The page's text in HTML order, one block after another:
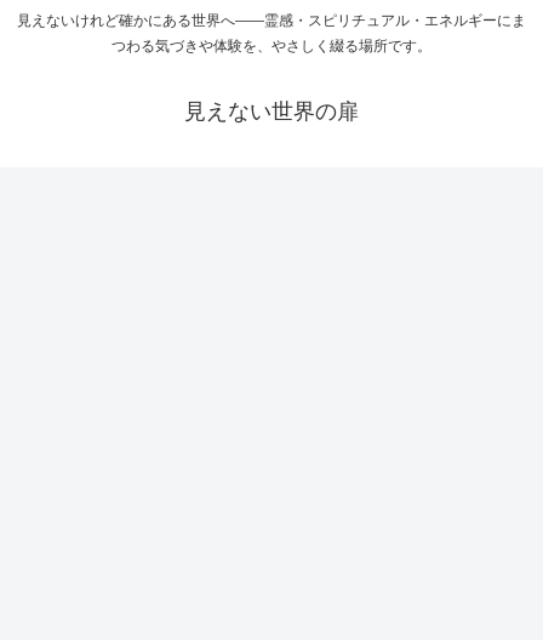
見えないけれど確かにある世界へ――霊感・スピリチュアル・エネルギーにま
つわる気づきや体験を、やさしく綴る場所です。
見えない世界の扉